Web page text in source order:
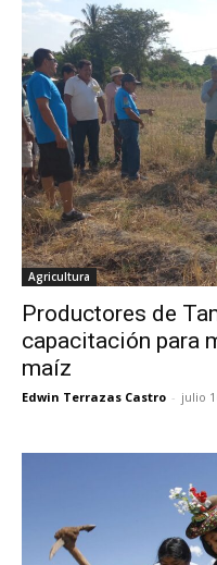
Agricultura
Productores de
capacitación para
maíz
Edwin Terrazas Castro - julio